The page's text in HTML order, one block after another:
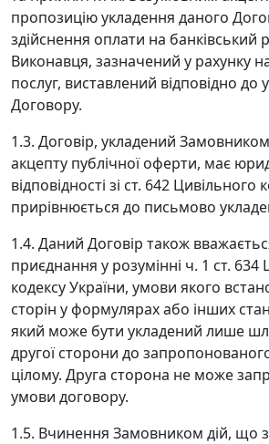
пропозицію укладення даного
здійснення оплати на банківський
Виконавця, зазначений у рахунку
послуг, виставлений відповідно
Договору.
1.3. Договір, укладений
акцепту публічної оферти, має
відповідності зі ст. 642 Цивільного
прирівнюється до письмово
1.4. Даний Договір також
приєднання у розумінні ч. 1 ст. 634
кодексу України, умови якого
сторін у формулярах або інших
який може бути укладений лише
другої сторони до
цілому. Друга сторона не може
умови договору.
1.5. Вчинення Замовником дій, що